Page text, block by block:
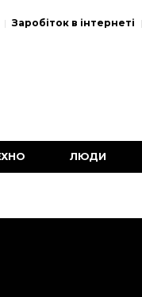
Заробіток в інтернеті
ЛЮДИ